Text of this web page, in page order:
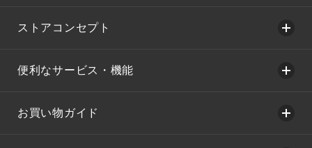
ストアコンセプト
便利なサービス・機能
お買い物ガイド